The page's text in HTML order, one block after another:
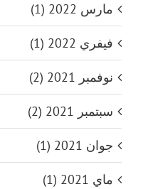
مارس 2022 (1)
فيفري 2022 (1)
نوفمبر 2021 (2)
سبتمبر 2021 (2)
جوان 2021 (1)
ماي 2021 (1)